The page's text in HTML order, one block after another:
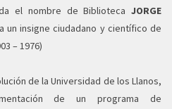
el nombre de Biblioteca JORGE
un insigne ciudadano y científico de
– 1976)
de la Universidad de los Llanos,
de un programa de